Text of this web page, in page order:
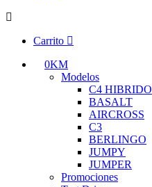
Carrito
0KM
Modelos
C4 HIBRIDO
BASALT
AIRCROSS
C3
BERLINGO
JUMPY
JUMPER
Promociones